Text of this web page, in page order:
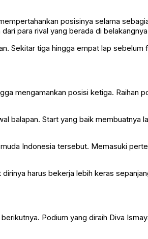
posisinya selama
para rival yang berada di
Sekitar tiga hingga empat lap
mengamankan posisi ketiga. Raihan
balapan. Start yang baik membuatnya
Indonesia tersebut. Memasuki
harus bekerja lebih keras
Podium yang diraih Diva